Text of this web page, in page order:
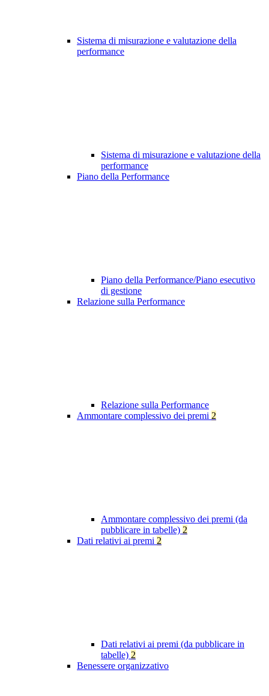
Sistema di misurazione e valutazione della
performance
Sistema di misurazione e valutazione della
performance
Piano della Performance
Piano della Performance/Piano esecutivo
di gestione
Relazione sulla Performance
Relazione sulla Performance
Ammontare complessivo dei premi 2
Ammontare complessivo dei premi (da
pubblicare in tabelle) 2
Dati relativi ai premi 2
Dati relativi ai premi (da pubblicare in
tabelle) 2
Benessere organizzativo